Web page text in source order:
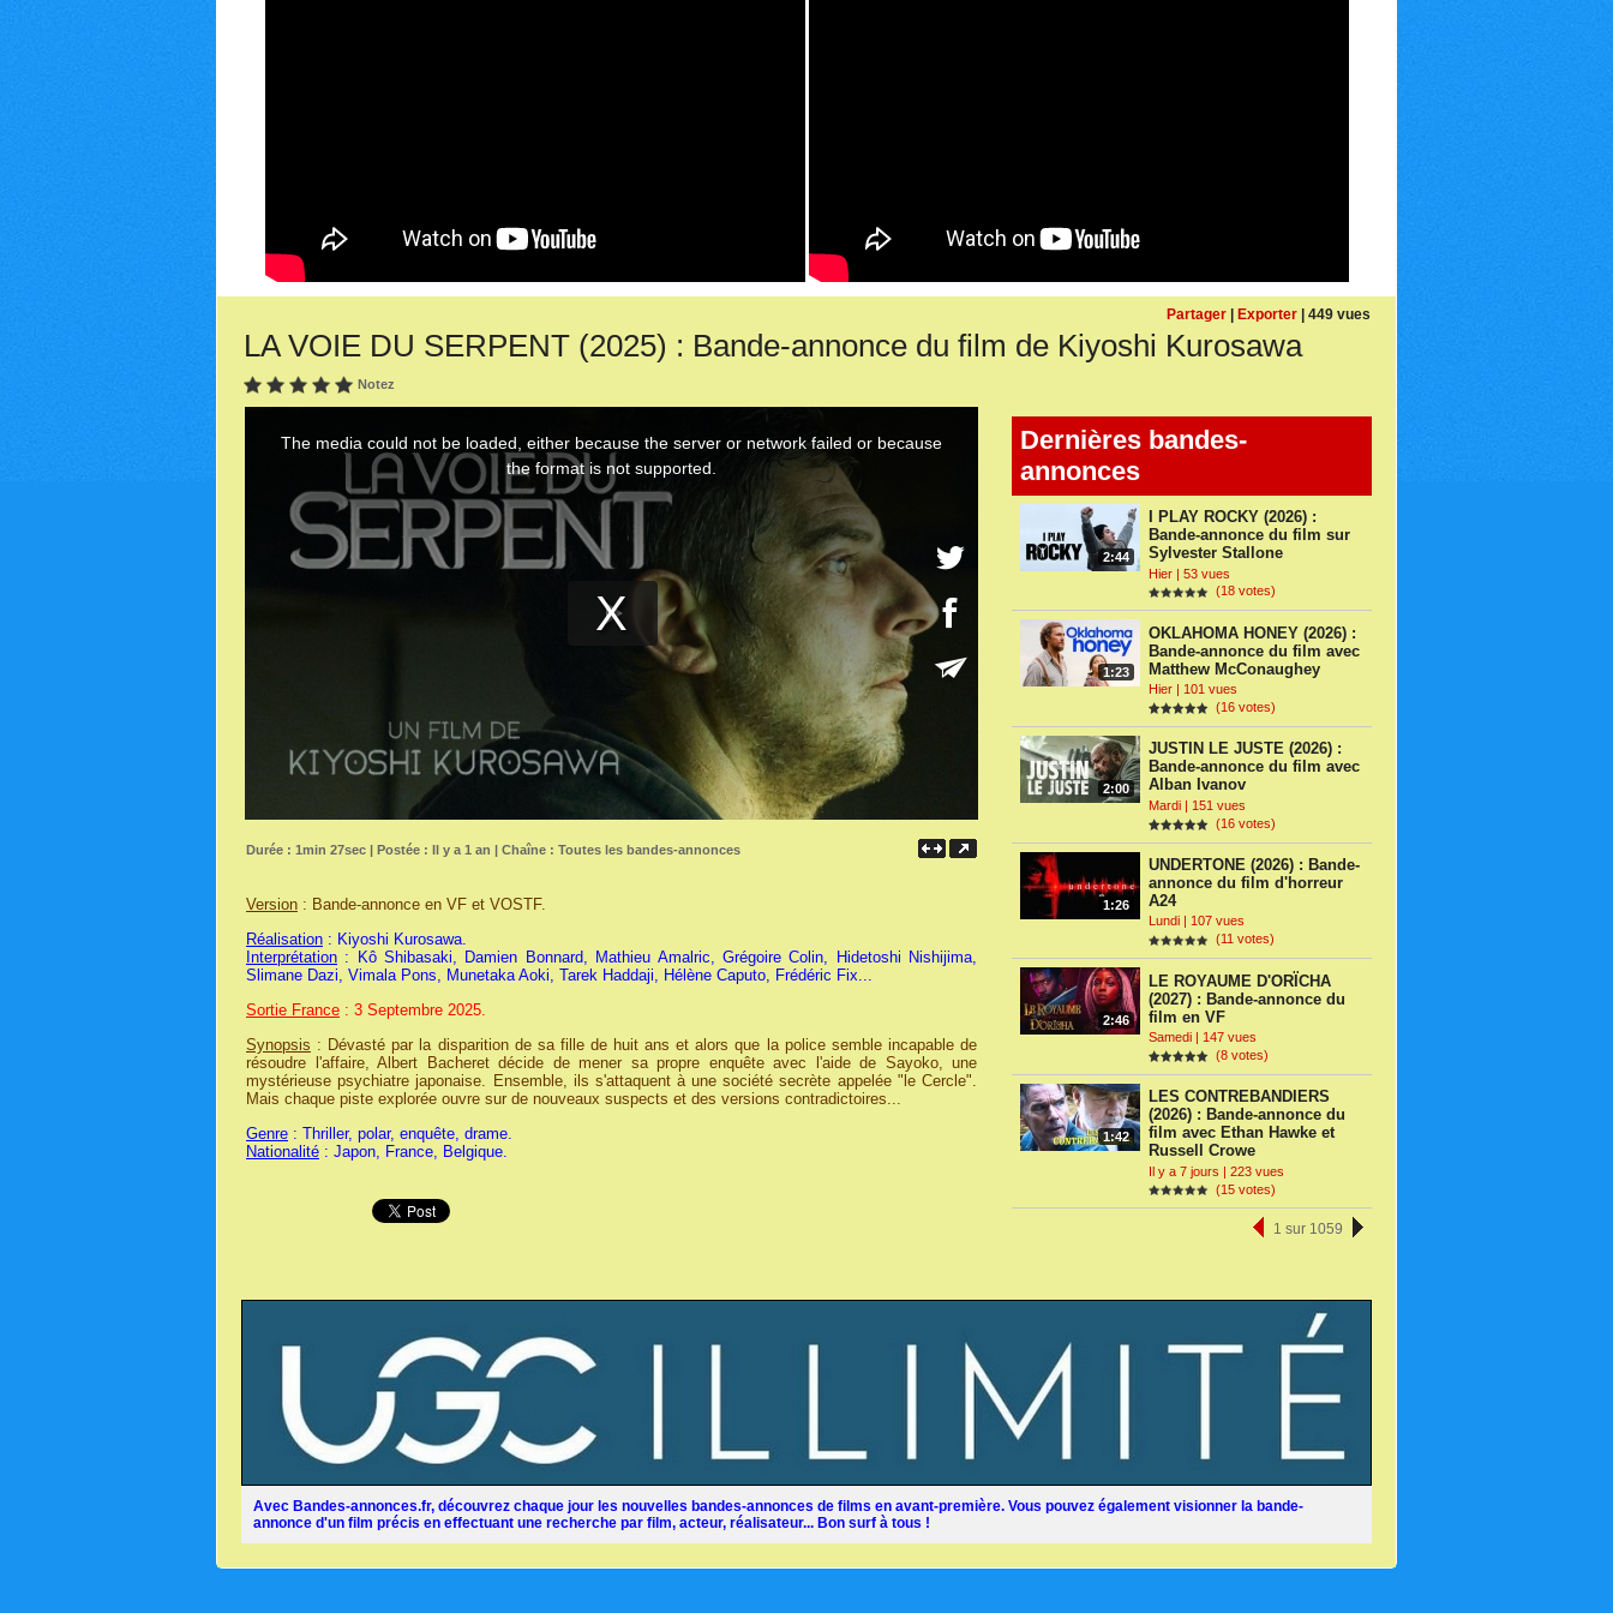
Partager | Exporter | 449 vues
LA VOIE DU SERPENT (2025) : Bande-annonce du film de Kiyoshi Kurosawa
Notez
Dernières bandes-
annonces
2:44
I PLAY ROCKY (2026) :
Bande-annonce du film sur
Sylvester Stallone
Hier | 53 vues
(18 votes)
1:23
OKLAHOMA HONEY (2026) :
Bande-annonce du film avec
Matthew McConaughey
Hier | 101 vues
(16 votes)
2:00
JUSTIN LE JUSTE (2026) :
Bande-annonce du film avec
Alban Ivanov
Mardi | 151 vues
(16 votes)
1:26
UNDERTONE (2026) : Bande-
annonce du film d'horreur
A24
Lundi | 107 vues
(11 votes)
2:46
LE ROYAUME D'ORÏCHA
(2027) : Bande-annonce du
film en VF
Samedi | 147 vues
(8 votes)
1:42
LES CONTREBANDIERS
(2026) : Bande-annonce du
film avec Ethan Hawke et
Russell Crowe
Il y a 7 jours | 223 vues
(15 votes)
1 sur 1059
Durée : 1min 27sec | Postée : Il y a 1 an | Chaîne : Toutes les bandes-annonces
Version : Bande-annonce en VF et VOSTF.
Réalisation : Kiyoshi Kurosawa.
Interprétation : Kô Shibasaki, Damien Bonnard, Mathieu Amalric, Grégoire Colin, Hidetoshi Nishijima,
Slimane Dazi, Vimala Pons, Munetaka Aoki, Tarek Haddaji, Hélène Caputo, Frédéric Fix...
Sortie France : 3 Septembre 2025.
Synopsis : Dévasté par la disparition de sa fille de huit ans et alors que la police semble incapable de
résoudre l'affaire, Albert Bacheret décide de mener sa propre enquête avec l'aide de Sayoko, une
mystérieuse psychiatre japonaise. Ensemble, ils s'attaquent à une société secrète appelée "le Cercle".
Mais chaque piste explorée ouvre sur de nouveaux suspects et des versions contradictoires...
Genre : Thriller, polar, enquête, drame.
Nationalité : Japon, France, Belgique.
Avec Bandes-annonces.fr, découvrez chaque jour les nouvelles bandes-annonces de films en avant-première. Vous pouvez également visionner la bande-
annonce d'un film précis en effectuant une recherche par film, acteur, réalisateur... Bon surf à tous !